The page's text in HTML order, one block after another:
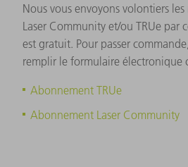
Nous vous envoyons volontiers les
Laser Community et/ou TRUe par
est gratuit. Pour passer
remplir le formulaire électronique
Abonnement TRUe
Abonnement Laser Community